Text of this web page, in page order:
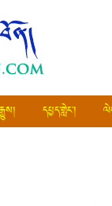
དཔྱད་གླེང་།